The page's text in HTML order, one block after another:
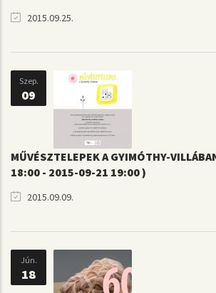
2015.09.25.
Szep.
09
MŰVÉSZTELEPEK A GYIMÓTHY-
18:00 - 2015-09-21 19:00 )
2015.09.09.
Jún.
18